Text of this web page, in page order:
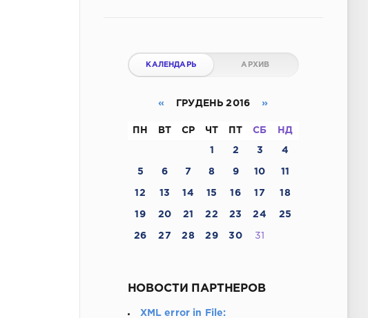
КАЛЕНДАРЬ АРХИВ
« ГРУДЕНЬ 2016 »
ПН ВТ СР ЧТ СБ НД
1 2 3 4
5 6 7 8 9 10 11
12 13 14 15 16 17 18
19 20 21 22 23 24 25
26 27 28 29 30 31
НОВОСТИ ПАРТНЕРОВ
XML error in File: